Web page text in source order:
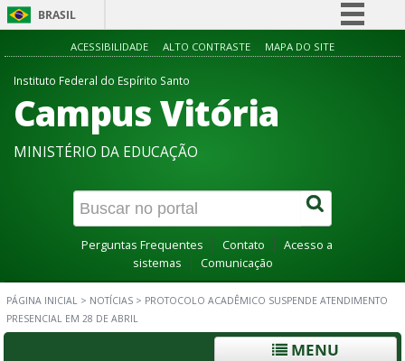
BRASIL
Simplifique!
Acesso à informação
Canais
ACESSIBILIDADE ALTO CONTRASTE MAPA DO SITE
Instituto Federal do Espírito Santo
Campus Vitória
MINISTÉRIO DA EDUCAÇÃO
Perguntas Frequentes Contato
Acesso a
sistemas
Comunicação
PÁGINA INICIAL > NOTÍCIAS > PROTOCOLO ACADÊMICO SUSPENDE ATENDIMENTO
PRESENCIAL EM 28 DE ABRIL
MENU